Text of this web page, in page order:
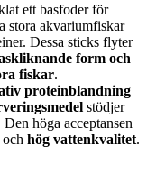
ett basfoder för
stora akvariumfiskar
Dessa sticks flyter
form och
fiskar.
proteinblandning
stödjer
Den höga acceptansen
och hög vattenkvalitet.